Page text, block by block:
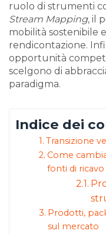
ruolo di strumenti
Stream Mapping, il
mobilità sostenibile
rendicontazione.
opportunità
scelgono di
paradigma.
Indice dei
Transizione
Come
fonti di ricavo
Prodotti,
sul mercato